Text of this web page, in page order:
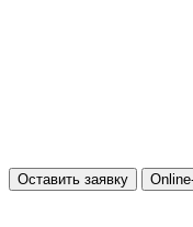
Оставить заявку